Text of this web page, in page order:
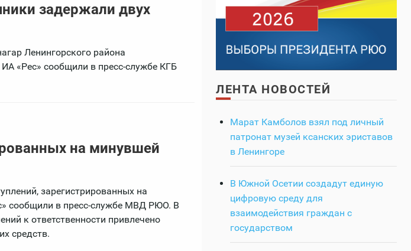
задержали двух
Ленингорского района
«Рес» сообщили в пресс-службе КГБ
на минувшей
зарегистрированных на
сообщили в пресс-службе МВД РЮО. В
к ответственности привлечено
средств.
ЛЕНТА НОВОСТЕЙ
Марат Камболов взял под личный
патронат музей ксанских эриставов
в Ленингоре
В Южной Осетии создадут единую
цифровую среду для
взаимодействия граждан с
государством